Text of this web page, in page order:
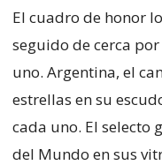
El cuadro de honor
seguido de cerca
uno. Argentina, el
estrellas en su
cada uno. El selecto
del Mundo en sus